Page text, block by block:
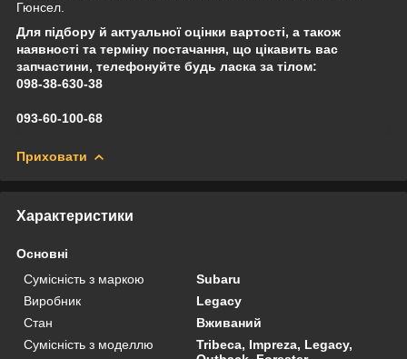
Гюнсел.
Для підбору й актуальної оцінки вартості, а також
наявності та терміну постачання, що цікавить вас
запчастини, телефонуйте будь ласка за тілом:
098-38-630-38
093-60-100-68
Приховати
Характеристики
Основні
Сумісність з маркою
Subaru
Виробник
Legacy
Стан
Вживаний
Сумісність з моделлю
Tribeca, Impreza, Legacy,